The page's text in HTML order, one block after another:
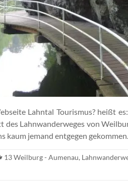
Lahntal Tourismus? heißt
des Lahnwanderweges von
kaum jemand entgegen gekommen.
13 Weilburg - Aumenau,